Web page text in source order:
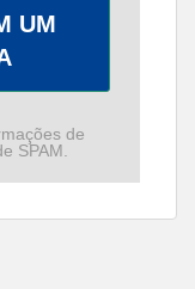
UM
de
SPAM.